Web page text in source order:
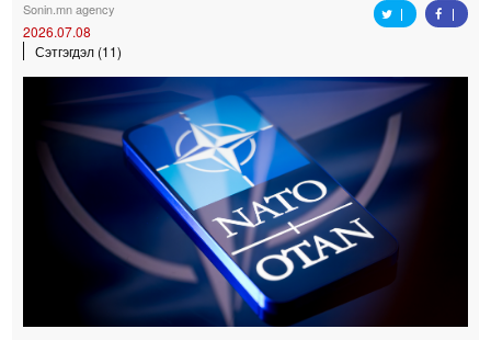
Спорт
Easy news
Sonin.mn agency
2026.07.08
Сэтгэгдэл (11)